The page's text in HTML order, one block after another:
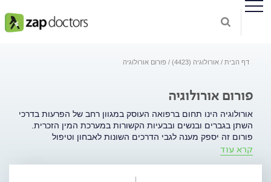
דף הבית אורולוגיה (4423) פורום אורולוגיה
פורום אורולוגיה
אורולוגיה הינו תחום ברפואה העוסק במגוון רחב של הפרעות בדרכי
השתן בגברים ובנשים ובבעיות הקשורות במערכת המין הזכרית.
פורום זה יספק מענה לגבי הדרכים השונות לאבחון וטיפול
בתופעות הקשורות למגוון רחב של בעיות אורולוגיות: אורולוגיה
קרא עוד